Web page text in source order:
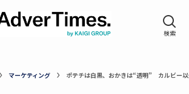
マーケティング ポテチは白黒、おかきは“透明” カルビー